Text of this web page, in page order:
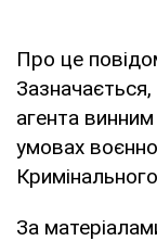
Про це
агента
умовах
За